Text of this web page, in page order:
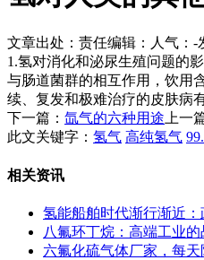
文章出处： 责任编辑： 人气： -
1.氢对消化和泌尿生殖问题的
与肠道菌群的相互作用，饮用
续、复发和极难治疗的皮肤病
下一篇： 氙气的六种用途 上一
此文关键字： 氢气 高纯氢气
相关资讯
氢能船舶时代渐行渐近
八氟环丁烷：高端工业
六氟化硫气体厂家，每天